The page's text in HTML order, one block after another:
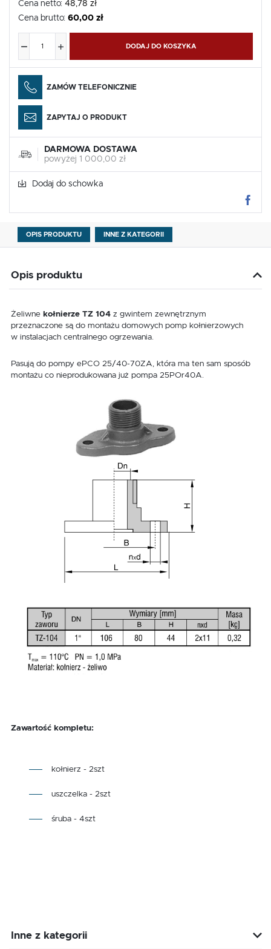
Cena netto: 48,78 zł
Cena brutto: 60,00 zł
DODAJ DO KOSZYKA
ZAMÓW TELEFONICZNIE
ZAPYTAJ O PRODUKT
DARMOWA DOSTAWA
powyżej 1 000,00 zł
Dodaj do schowka
OPIS PRODUKTU INNE Z KATEGORII
Opis produktu
Żeliwne kołnierze TZ 104 z gwintem zewnętrznym
przeznaczone są do montażu domowych pomp kołnierzowych
w instalacjach centralnego ogrzewania.
Pasują do pompy ePCO 25/40-70ZA, która ma ten sam sposób
montażu co nieprodukowana już pompa 25POr40A.
Zawartość kompletu:
kołnierz - 2szt
uszczelka - 2szt
śruba - 4szt
Inne z kategorii